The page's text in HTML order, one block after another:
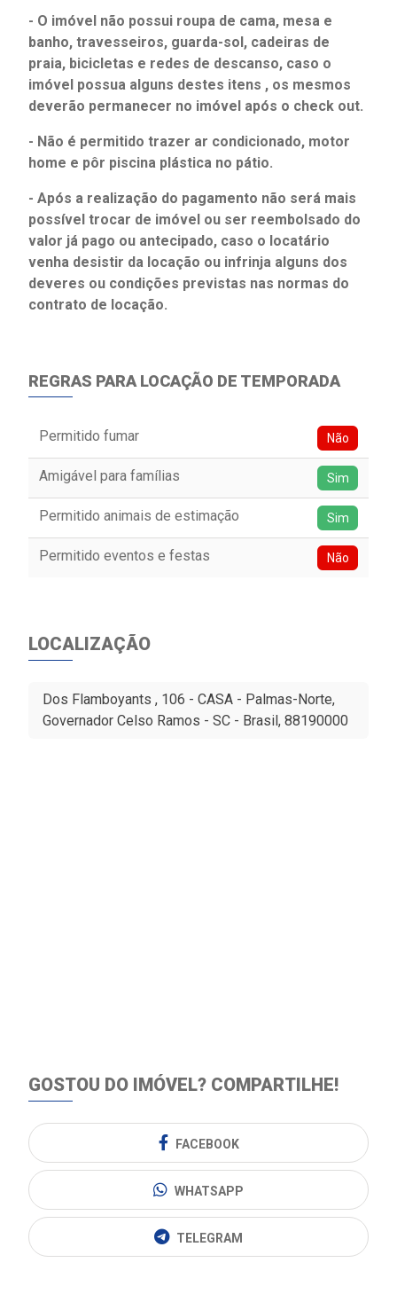
- O imóvel não possui roupa de cama, mesa e
banho, travesseiros, guarda-sol, cadeiras de
praia, bicicletas e redes de descanso, caso o
imóvel possua alguns destes itens , os mesmos
deverão permanecer no imóvel após o check out.
- Não é permitido trazer ar condicionado, motor
home e pôr piscina plástica no pátio.
- Após a realização do pagamento não será mais
possível trocar de imóvel ou ser reembolsado do
valor já pago ou antecipado, caso o locatário
venha desistir da locação ou infrinja alguns dos
deveres ou condições previstas nas normas do
contrato de locação.
REGRAS PARA LOCAÇÃO DE TEMPORADA
Permitido fumar Não
Amigável para famílias Sim
Permitido animais de estimação Sim
Permitido eventos e festas Não
LOCALIZAÇÃO
Dos Flamboyants , 106 - CASA - Palmas-Norte,
Governador Celso Ramos - SC - Brasil, 88190000
GOSTOU DO IMÓVEL? COMPARTILHE!
FACEBOOK
WHATSAPP
TELEGRAM